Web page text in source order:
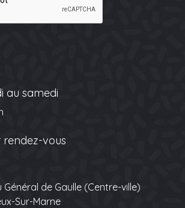
au samedi
rendez-vous
Général de Gaulle (Centre-ville)
Sur-Marne